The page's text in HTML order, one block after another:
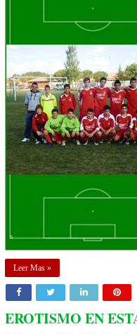
Leer Mas »
EROTISMO EN